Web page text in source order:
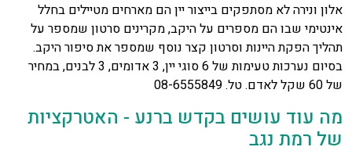
אלון ונירה לא מסתפקים בייצור יין הם מארחים מטיילים בחלל
אינטימי שבו הם מספרים על היקב, מקרינים סרטון שמספר על
תהליך הפקת היינות וסרטון קצר נוסף שמספר את סיפור היקב.
בסיום נערכות טעימות של 6 סוגי יין, 3 אדומים, 3 לבנים, במחיר
של 60 שקל לאדם. טל. 08-6555849
מה עוד עושים בקדש ברנע - האטרקציות
של רמת נגב